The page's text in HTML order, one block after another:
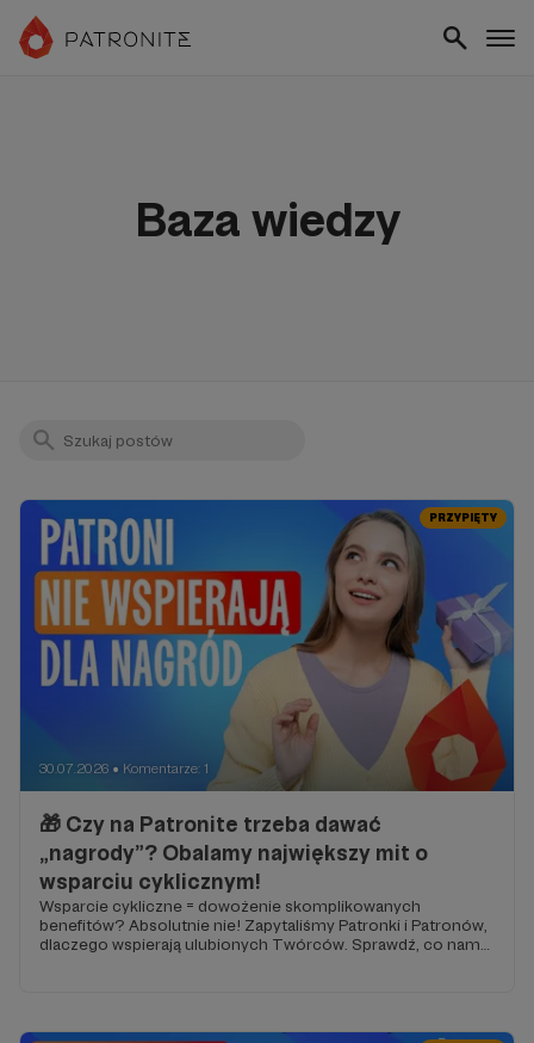
Baza wiedzy
PRZYPIĘTY
30.07.2026 ● Komentarze: 1
🎁 Czy na Patronite trzeba dawać
„nagrody”? Obalamy największy mit o
wsparciu cyklicznym!
Wsparcie cykliczne = dowożenie skomplikowanych
benefitów? Absolutnie nie! Zapytaliśmy Patronki i Patronów,
dlaczego wspierają ulubionych Twórców. Sprawdź, co nam